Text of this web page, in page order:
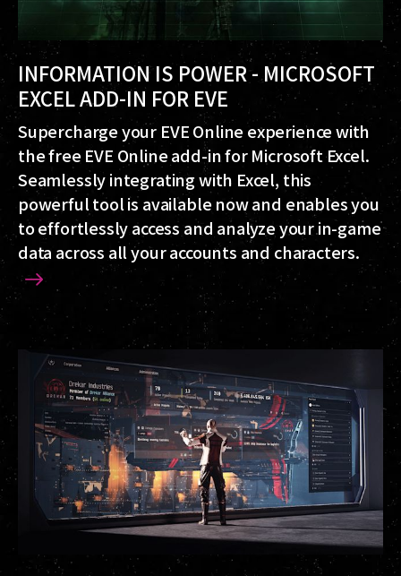
INFORMATION IS POWER - MICROSOFT
EXCEL ADD-IN FOR EVE
Supercharge your EVE Online experience with
the free EVE Online add-in for Microsoft Excel.
Seamlessly integrating with Excel, this
powerful tool is available now and enables you
to effortlessly access and analyze your in-game
data across all your accounts and characters.